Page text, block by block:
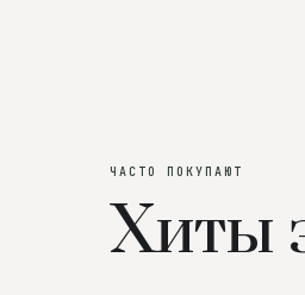
ЧАСТО ПОКУПАЮТ
Хиты